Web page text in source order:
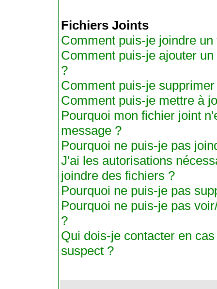
Fichiers Joints
Comment puis-je joindre un
Comment puis-je ajouter
?
Comment puis-je
Comment puis-je mettre à
Pourquoi mon fichier joint
message ?
Pourquoi ne puis-je pas
J'ai les autorisations
joindre des fichiers ?
Pourquoi ne puis-je pas
Pourquoi ne puis-je pas
?
Qui dois-je contacter en
suspect ?